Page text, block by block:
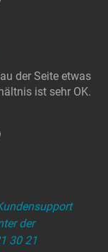
der Seite etwas
ist sehr OK.
der
30 21